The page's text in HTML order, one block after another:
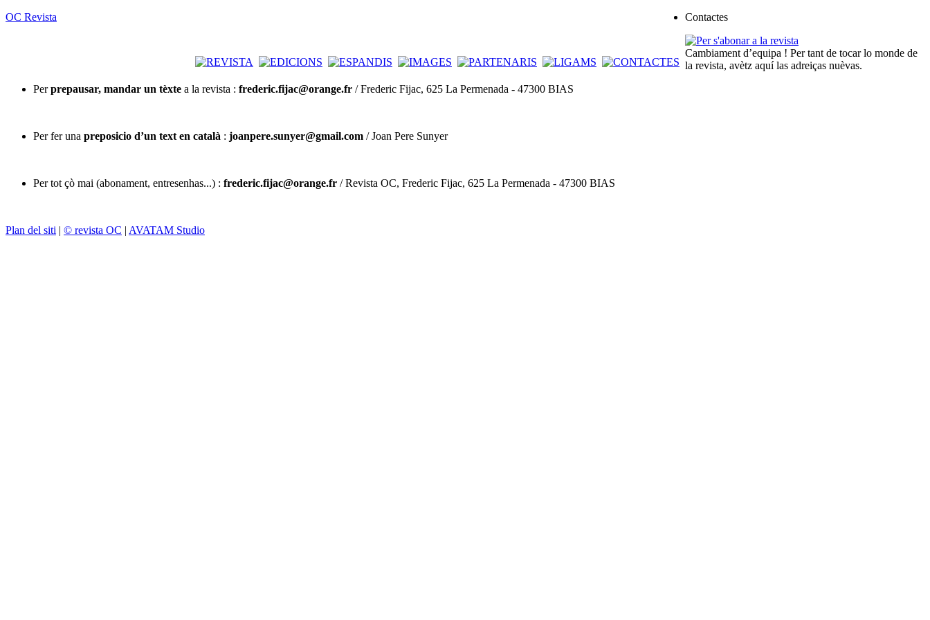
OC Revista Contactes
Cambiament d’equipa ! Per tant de tocar lo monde de
la revista, avètz aquí las adreiças nuèvas.
Perprepausar, mandar un tèxte a la revista : frederic.fijac@orange.fr / Frederic Fijac, 625 La Permenada - 47300 BIAS
Per fer una preposicio d’un text en català : joanpere.sunyer@gmail.com / Joan Pere Sunyer
Per tot çò mai (abonament, entresenhas...) : frederic.fijac@orange.fr / Revista OC, Frederic Fijac, 625 La Permenada - 47300 BIAS
Plan del siti | © revista OC | AVATAM Studio